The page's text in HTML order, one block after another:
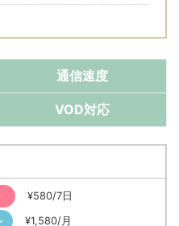
通信速度
VOD対応
¥580/7日
¥1,580/月